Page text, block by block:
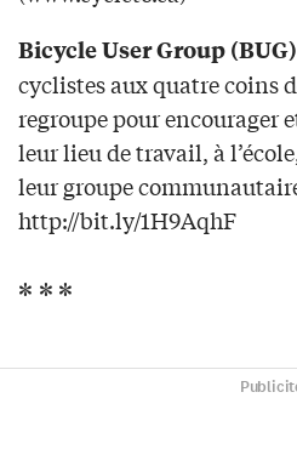
Bicycle User Group
cyclistes aux quatre coins
regroupe pour encourager
leur lieu de travail, à
leur groupe
http://bit.ly/1H9AqhF
* * *